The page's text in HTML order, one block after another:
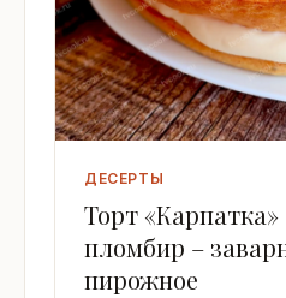
ДЕСЕРТЫ
Торт
пломбир –
пирожное